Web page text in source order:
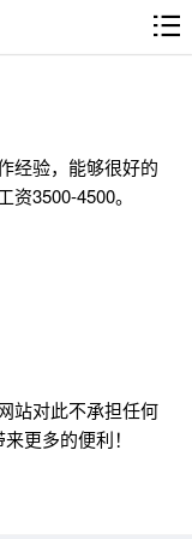
经验，能够很好的
3500-4500。
站对此不承担任何
更多的便利！